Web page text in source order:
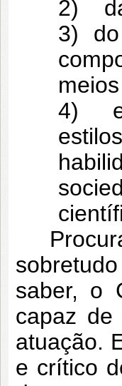
2) da
3)
4) e
saber, o
capaz
atuação.
e crítico